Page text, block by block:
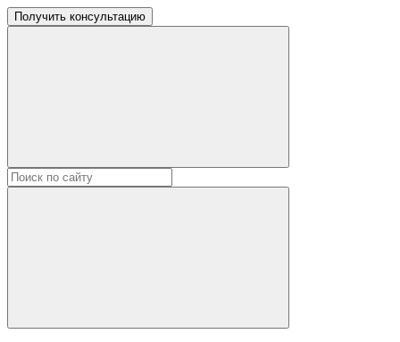
Получить консультацию